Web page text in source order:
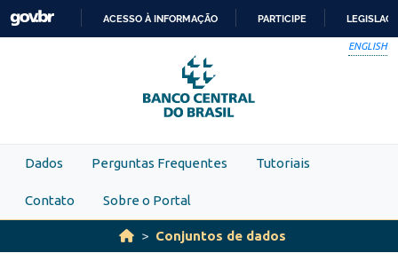
Skip to main content
PARA
O
CONTEÚDO
ACESSO À INFORMAÇÃO PARTICIPE
ENGLISH
Dados Perguntas Frequentes Tutoriais
Contato Sobre o Portal
Conjuntos de dados